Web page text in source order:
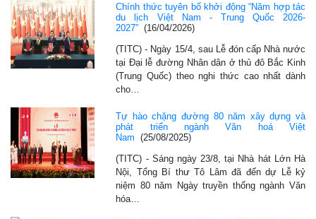
Chính thức tuyên bố khởi động “Năm hợp tác
du lịch Việt Nam - Trung Quốc 2026-
2027” (16/04/2026)
(TITC) - Ngày 15/4, sau Lễ đón cấp Nhà nước
tại Đại lễ đường Nhân dân ở thủ đô Bắc Kinh
(Trung Quốc) theo nghi thức cao nhất dành
cho…
Tự hào chặng đường 80 năm xây dựng và
phát triển ngành Văn hoá Việt
Nam
(25/08/2025)
(TITC) - Sáng ngày 23/8, tại Nhà hát Lớn Hà
Nội, Tổng Bí thư Tô Lâm đã đến dự Lễ kỷ
niệm 80 năm Ngày truyền thống ngành Văn
hóa…